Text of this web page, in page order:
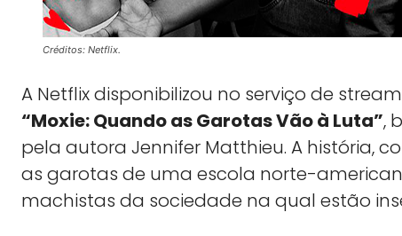
Créditos: Netflix.
A Netflix disponibilizou no serviço de
“Moxie: Quando as Garotas Vão à Luta”,
pela autora Jennifer Matthieu. A história,
as garotas de uma escola norte-
machistas da sociedade na qual estão